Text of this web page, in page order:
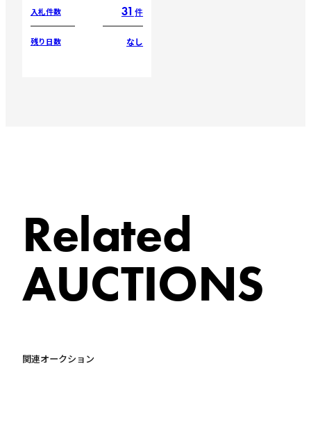
入札件数 31 件
残り日数 なし
Related
AUCTIONS
関連オークション